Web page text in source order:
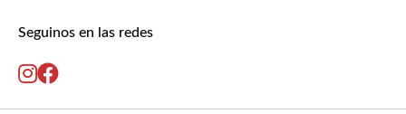
Seguinos en las redes